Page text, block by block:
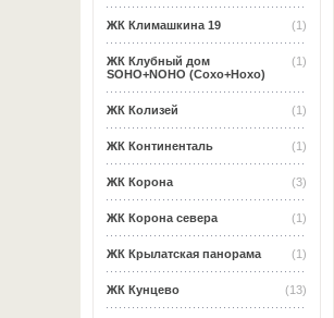
(1)
ЖК Климашкина 19
(1)
ЖК Клубный дом
SOHO+NOHO (Сохо+Нохо)
(1)
ЖК Колизей
(1)
ЖК Континенталь
(3)
ЖК Корона
(1)
ЖК Корона севера
(1)
ЖК Крылатская панорама
(13)
ЖК Кунцево